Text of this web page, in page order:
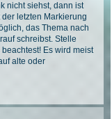
nicht siehst, dann ist
letzten Markierung
das Thema nach
schreibst. Stelle
Es wird meist
alte oder